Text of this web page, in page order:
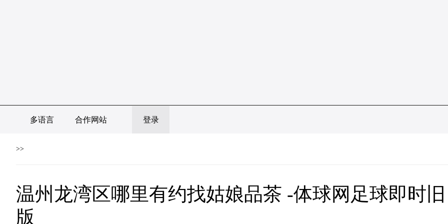
多语言 合作网站 登录
>>
温州龙湾区哪里有约找姑娘品茶 -体球网足球即时旧
版